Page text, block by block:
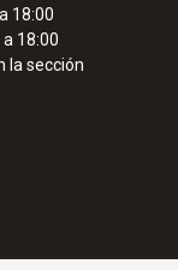
18:00
18:00
la sección